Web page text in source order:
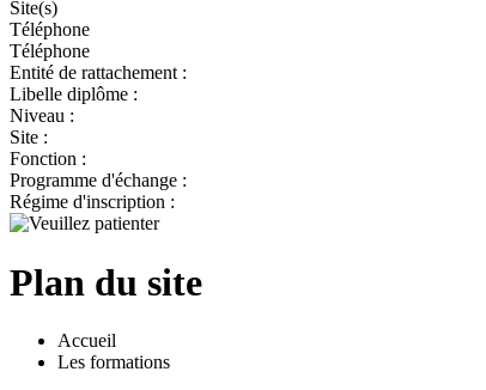
Site(s)
Téléphone
Téléphone
Entité de rattachement :
Libelle diplôme :
Niveau :
Site :
Fonction :
Programme d'échange :
Régime d'inscription :
Plan du site
Accueil
Les formations